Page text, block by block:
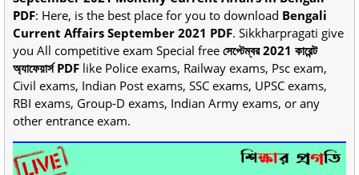
PDF: Here, is the best place for you to download Bengali
Current Affairs September 2021 PDF. Sikkharpragati give
you All competitive exam Special free সেপ্টেম্বর 2021 কারেন্ট
অ্যাফেয়ার্স PDF like Police exams, Railway exams, Psc exam,
Civil exams, Indian Post exams, SSC exams, UPSC exams,
RBI exams, Group-D exams, Indian Army exams, or any
other entrance exam.